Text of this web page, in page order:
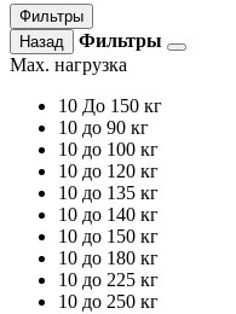
Фильтры
Назад
Фильтры
Max. нагрузка
10 До 150 кг
10 до 90 кг
10 до 100 кг
10 до 120 кг
10 до 135 кг
10 до 140 кг
10 до 150 кг
10 до 180 кг
10 до 225 кг
10 до 250 кг